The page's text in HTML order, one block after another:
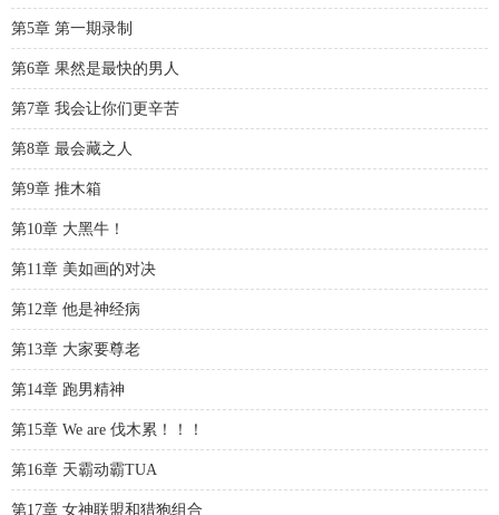
第5章 第一期录制
第6章 果然是最快的男人
第7章 我会让你们更辛苦
第8章 最会藏之人
第9章 推木箱
第10章 大黑牛！
第11章 美如画的对决
第12章 他是神经病
第13章 大家要尊老
第14章 跑男精神
第15章 We are 伐木累！！！
第16章 天霸动霸TUA
第17章 女神联盟和猎狍组合